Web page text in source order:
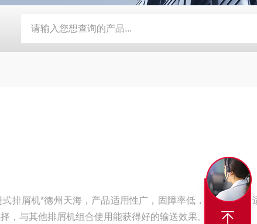
定制磨床纸带过滤机 TH磨床切削液铁屑分离磁性分离器
排屑机*德州天海，产品适用性广，固障率低，排屑量大，
，与其他排屑机组合使用能获得好的输送效果。